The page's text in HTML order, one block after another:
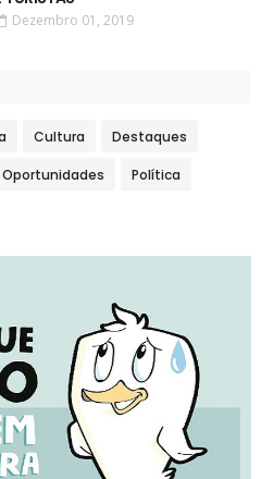
Dezembro 01, 2019
Cultura Destaques
Oportunidades Política